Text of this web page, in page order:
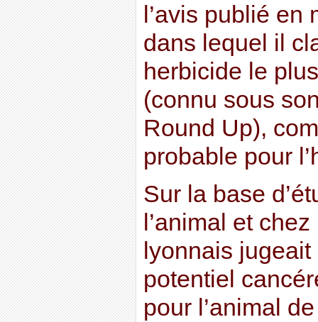
l’avis publié
dans lequel il
herbicide le
(connu sous
Round Up),
probable pour
Sur la base
l’animal et
lyonnais
potentiel
pour l’animal